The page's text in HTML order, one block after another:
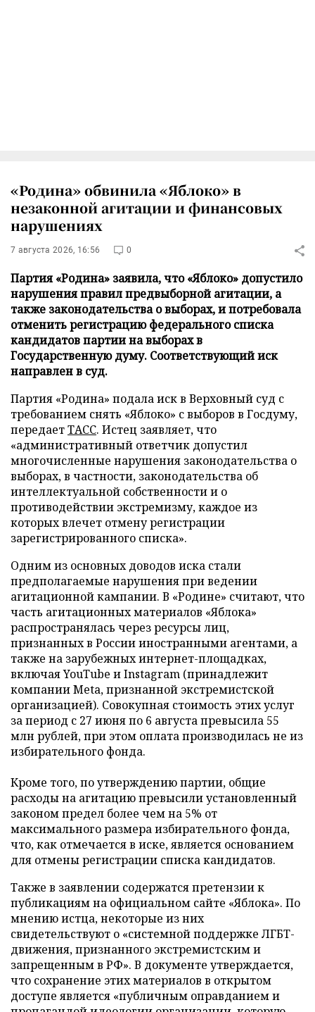
«Родина» обвинила «Яблоко» в
незаконной агитации и финансовых
нарушениях
7 августа 2026, 16:56 0
Партия «Родина» заявила, что «Яблоко» допустило
нарушения правил предвыборной агитации, а
также законодательства о выборах, и потребовала
отменить регистрацию федерального списка
кандидатов партии на выборах в
Государственную думу. Соответствующий иск
направлен в суд.
Партия «Родина» подала иск в Верховный суд с
требованием снять «Яблоко» с выборов в Госдуму,
передаетТАСС. Истец заявляет, что
«административный ответчик допустил
многочисленные нарушения законодательства о
выборах, в частности, законодательства об
интеллектуальной собственности и о
противодействии экстремизму, каждое из
которых влечет отмену регистрации
зарегистрированного списка».
Одним из основных доводов иска стали
предполагаемые нарушения при ведении
агитационной кампании. В «Родине» считают, что
часть агитационных материалов «Яблока»
распространялась через ресурсы лиц,
признанных в России иностранными агентами, а
также на зарубежных интернет-площадках,
включая YouTube и Instagram (принадлежит
компании Meta, признанной экстремистской
организацией). Совокупная стоимость этих услуг
за период с 27 июня по 6 августа превысила 55
млн рублей, при этом оплата производилась не из
избирательного фонда.
Кроме того, по утверждению партии, общие
расходы на агитацию превысили установленный
законом предел более чем на 5% от
максимального размера избирательного фонда,
что, как отмечается в иске, является основанием
для отмены регистрации списка кандидатов.
Также в заявлении содержатся претензии к
публикациям на официальном сайте «Яблока». По
мнению истца, некоторые из них
свидетельствуют о «системной поддержке ЛГБТ-
движения, признанного экстремистским и
запрещенным в РФ». В документе утверждается,
что сохранение этих материалов в открытом
доступе является «публичным оправданием и